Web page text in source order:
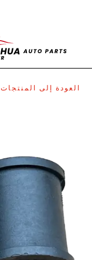
العودة إلى المنتجات